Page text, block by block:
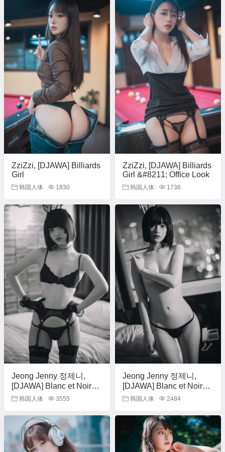
ZziZzi, [DJAWA] Billiards
Girl
韩国人体 1830
ZziZzi, [DJAWA] Billiards
Girl &#8211; Office Look
韩国人体 1736
Jeong Jenny 정제니,
[DJAWA] Blanc et Noir
Jenny Set.01
韩国人体 3555
Jeong Jenny 정제니,
[DJAWA] Blanc et Noir
Jenny Set.02
韩国人体 2484